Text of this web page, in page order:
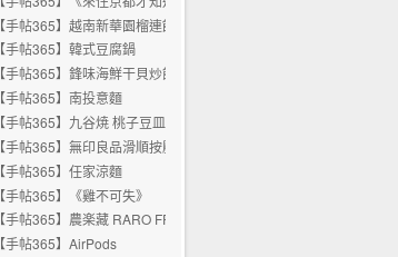
【手帖365】越南新華園榴連餅
【手帖365】韓式豆腐鍋
【手帖365】鋒味海鮮干貝炒飯
【手帖365】南投意麵
【手帖365】九谷焼 桃子豆皿
【手帖365】無印良品滑順按壓再生膠墨筆
【手帖365】任家涼麵
【手帖365】《雞不可失》
【手帖365】農楽藏 RARO FRIZZANTE AROMATICO無甜氣泡酒
【手帖365】AirPods